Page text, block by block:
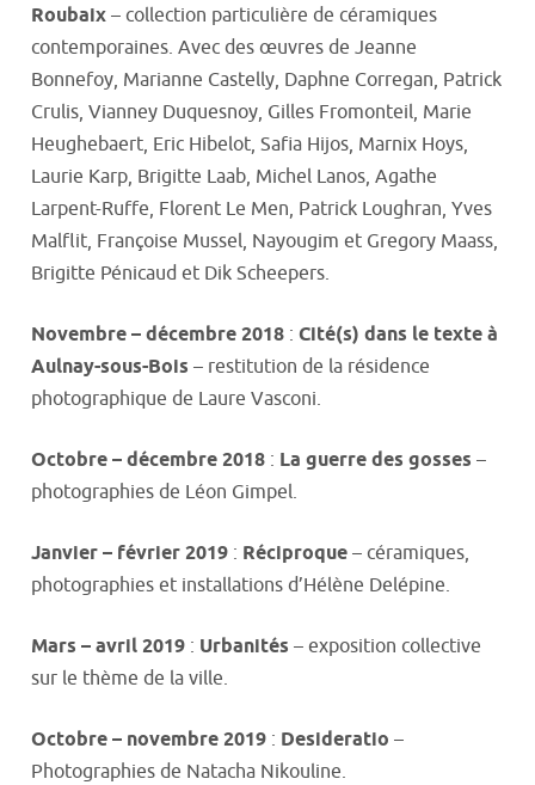
Roubaix – collection particulière de céramiques
contemporaines. Avec des œuvres de Jeanne
Bonnefoy, Marianne Castelly, Daphne Corregan, Patrick
Crulis, Vianney Duquesnoy, Gilles Fromonteil, Marie
Heughebaert, Eric Hibelot, Safia Hijos, Marnix Hoys,
Laurie Karp, Brigitte Laab, Michel Lanos, Agathe
Larpent-Ruffe, Florent Le Men, Patrick Loughran, Yves
Malflit, Françoise Mussel, Nayougim et Gregory Maass,
Brigitte Pénicaud et Dik Scheepers.
Novembre – décembre 2018 : Cité(s) dans le texte à
Aulnay-sous-Bois – restitution de la résidence
photographique de Laure Vasconi.
Octobre – décembre 2018 : La guerre des gosses –
photographies de Léon Gimpel.
Janvier – février 2019 : Réciproque – céramiques,
photographies et installations d’Hélène Delépine.
Mars – avril 2019 : Urbanités – exposition collective
sur le thème de la ville.
Octobre – novembre 2019 : Desideratio –
Photographies de Natacha Nikouline.